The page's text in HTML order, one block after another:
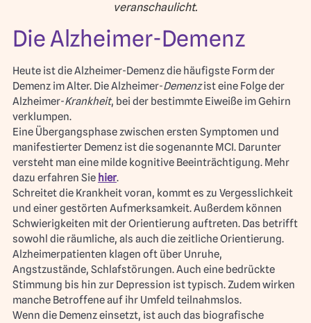
veranschaulicht.
Die Alzheimer-Demenz
Heute ist die Alzheimer-Demenz die häufigste Form der
Demenz im Alter. Die Alzheimer-Demenzist eine Folge der
Alzheimer-Krankheit, bei der bestimmte Eiweiße im Gehirn
verklumpen.
Eine Übergangsphase zwischen ersten Symptomen und
manifestierter Demenz ist die sogenannte MCI. Darunter
versteht man eine milde kognitive Beeinträchtigung. Mehr
dazu erfahren Sie hier.
Schreitet die Krankheit voran, kommt es zu Vergesslichkeit
und einer gestörten Aufmerksamkeit. Außerdem können
Schwierigkeiten mit der Orientierung auftreten. Das betrifft
sowohl die räumliche, als auch die zeitliche Orientierung.
Alzheimerpatienten klagen oft über Unruhe,
Angstzustände, Schlafstörungen. Auch eine bedrückte
Stimmung bis hin zur Depression ist typisch. Zudem wirken
manche Betroffene auf ihr Umfeld teilnahmslos.
Wenn die Demenz einsetzt, ist auch das biografische